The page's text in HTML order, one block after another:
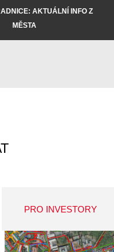
AKTUÁLNÍ INFO Z
MĚSTA
PRO INVESTORY